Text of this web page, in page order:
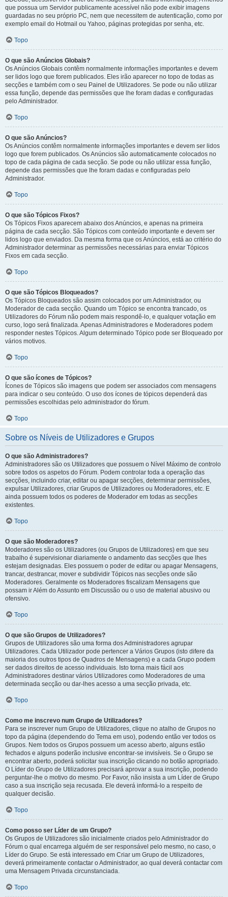
que possua um Servidor publicamente acessível não pode exibir imagens
guardadas no seu próprio PC, nem que necessitem de autenticação, como por
exemplo email do Hotmail ou Yahoo, páginas protegidas por senha, etc.
Topo
O que são Anúncios Globais?
Os Anúncios Globais contêm normalmente informações importantes e devem
ser lidos logo que forem publicados. Eles irão aparecer no topo de todas as
secções e também com o seu Painel de Utilizadores. Se pode ou não utilizar
essa função, depende das permissões que lhe foram dadas e configuradas
pelo Administrador.
Topo
O que são Anúncios?
Os Anúncios contêm normalmente informações importantes e devem ser lidos
logo que forem publicados. Os Anúncios são automaticamente colocados no
topo de cada página de cada secção. Se pode ou não utilizar essa função,
depende das permissões que lhe foram dadas e configuradas pelo
Administrador.
Topo
O que são Tópicos Fixos?
Os Tópicos Fixos aparecem abaixo dos Anúncios, e apenas na primeira
página de cada secção. São Tópicos com conteúdo importante e devem ser
lidos logo que enviados. Da mesma forma que os Anúncios, está ao critério do
Administrador determinar as permissões necessárias para enviar Tópicos
Fixos em cada secção.
Topo
O que são Tópicos Bloqueados?
Os Tópicos Bloqueados são assim colocados por um Administrador, ou
Moderador de cada secção. Quando um Tópico se encontra trancado, os
Utilizadores do Fórum não podem mais respondê-lo, e qualquer votação em
curso, logo será finalizada. Apenas Administradores e Moderadores podem
responder nestes Tópicos. Algum determinado Tópico pode ser Bloqueado por
vários motivos.
Topo
O que são ícones de Tópicos?
Ícones de Tópicos são imagens que podem ser associados com mensagens
para indicar o seu conteúdo. O uso dos ícones de tópicos dependerá das
permissões escolhidas pelo administrador do fórum.
Topo
Sobre os Níveis de Utilizadores e Grupos
O que são Administradores?
Administradores são os Utilizadores que possuem o Nível Máximo de controlo
sobre todos os aspetos do Fórum. Podem controlar toda a operação das
secções, incluindo criar, editar ou apagar secções, determinar permissões,
expulsar Utilizadores, criar Grupos de Utilizadores ou Moderadores, etc. E
ainda possuem todos os poderes de Moderador em todas as secções
existentes.
Topo
O que são Moderadores?
Moderadores são os Utilizadores (ou Grupos de Utilizadores) em que seu
trabalho é supervisionar diariamente o andamento das secções que lhes
estejam designadas. Eles possuem o poder de editar ou apagar Mensagens,
trancar, destrancar, mover e subdividir Tópicos nas secções onde são
Moderadores. Geralmente os Moderadores fiscalizam Mensagens que
possam ir Além do Assunto em Discussão ou o uso de material abusivo ou
ofensivo.
Topo
O que são Grupos de Utilizadores?
Grupos de Utilizadores são uma forma dos Administradores agrupar
Utilizadores. Cada Utilizador pode pertencer a Vários Grupos (isto difere da
maioria dos outros tipos de Quadros de Mensagens) e a cada Grupo podem
ser dados direitos de acesso individuais. Isto torna mais fácil aos
Administradores destinar vários Utilizadores como Moderadores de uma
determinada secção ou dar-lhes acesso a uma secção privada, etc.
Topo
Como me inscrevo num Grupo de Utilizadores?
Para se inscrever num Grupo de Utilizadores, clique no atalho de Grupos no
topo da página (dependendo do Tema em uso), podendo então ver todos os
Grupos. Nem todos os Grupos possuem um acesso aberto, alguns estão
fechados e alguns poderão inclusive encontrar-se invisíveis. Se o Grupo se
encontrar aberto, poderá solicitar sua inscrição clicando no botão apropriado.
O Líder do Grupo de Utilizadores precisará aprovar a sua inscrição, podendo
perguntar-lhe o motivo do mesmo. Por Favor, não insista a um Líder de Grupo
caso a sua inscrição seja recusada. Ele deverá informá-lo a respeito de
qualquer decisão.
Topo
Como posso ser Líder de um Grupo?
Os Grupos de Utilizadores são inicialmente criados pelo Administrador do
Fórum o qual encarrega alguém de ser responsável pelo mesmo, no caso, o
Líder do Grupo. Se está interessado em Criar um Grupo de Utilizadores,
deverá primeiramente contactar o Administrador, ao qual deverá contactar com
uma Mensagem Privada circunstanciada.
Topo